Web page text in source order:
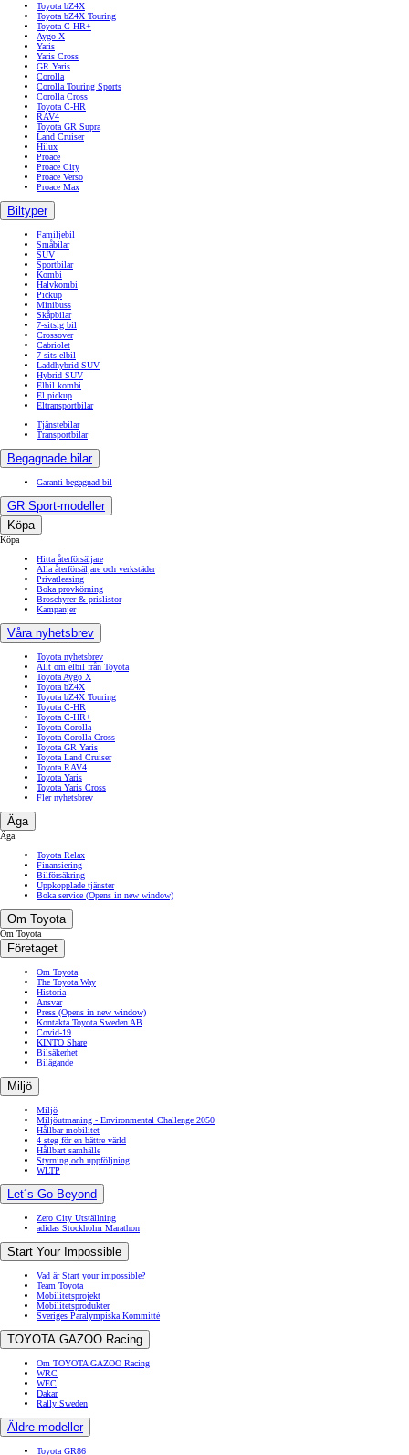
Toyota bZ4X
Toyota bZ4X Touring
Toyota C-HR+
Aygo X
Yaris
Yaris Cross
GR Yaris
Corolla
Corolla Touring Sports
Corolla Cross
Toyota C-HR
RAV4
Toyota GR Supra
Land Cruiser
Hilux
Proace
Proace City
Proace Verso
Proace Max
Biltyper
Familjebil
Småbilar
SUV
Sportbilar
Kombi
Halvkombi
Pickup
Minibuss
Skåpbilar
7-sitsig bil
Crossover
Cabriolet
7 sits elbil
Laddhybrid SUV
Hybrid SUV
Elbil kombi
El pickup
Eltransportbilar
Tjänstebilar
Transportbilar
Begagnade bilar
Garanti begagnad bil
GR Sport-modeller
Köpa
Köpa
Hitta återförsäljare
Alla återförsäljare och verkstäder
Privatleasing
Boka provkörning
Broschyrer & prislistor
Kampanjer
Våra nyhetsbrev
Toyota nyhetsbrev
Allt om elbil från Toyota
Toyota Aygo X
Toyota bZ4X
Toyota bZ4X Touring
Toyota C-HR
Toyota C-HR+
Toyota Corolla
Toyota Corolla Cross
Toyota GR Yaris
Toyota Land Cruiser
Toyota RAV4
Toyota Yaris
Toyota Yaris Cross
Fler nyhetsbrev
Äga
Äga
Toyota Relax
Finansiering
Bilförsäkring
Uppkopplade tjänster
Boka service (Opens in new window)
Om Toyota
Om Toyota
Företaget
Om Toyota
The Toyota Way
Historia
Ansvar
Press (Opens in new window)
Kontakta Toyota Sweden AB
Covid-19
KINTO Share
Bilsäkerhet
Bilägande
Miljö
Miljö
Miljöutmaning - Environmental Challenge 2050
Hållbar mobilitet
4 steg för en bättre värld
Hållbart samhälle
Styrning och uppföljning
WLTP
Let´s Go Beyond
Zero City Utställning
adidas Stockholm Marathon
Start Your Impossible
Vad är Start your impossible?
Team Toyota
Mobilitetsprojekt
Mobilitetsprodukter
Sveriges Paralympiska Kommitté
TOYOTA GAZOO Racing
Om TOYOTA GAZOO Racing
WRC
WEC
Dakar
Rally Sweden
Äldre modeller
Toyota GR86